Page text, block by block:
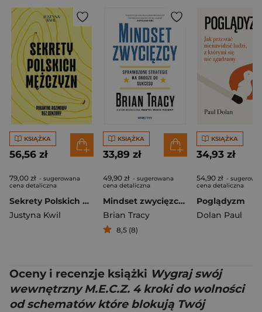
KSIĄŻKA
56,56 zł
79,00 zł - sugerowana
cena detaliczna
Sekrety Polskich Mężczyzn. Pikantne rozmowy bez cenzury
Justyna Kwil
KSIĄŻKA
33,89 zł
49,90 zł - sugerowana
cena detaliczna
Mindset zwycięzcy. Sprawdzone strategie na drodze do sukcesu
Brian Tracy
8,5 (8)
KSIĄŻKA
34,93 zł
54,90 zł -
cena detaliczna
Poglądyzm
Dolan Paul
Oceny i recenzje książki Wygraj swój
wewnętrzny M.E.C.Z. 4 kroki do wolności
od schematów które blokują Twój